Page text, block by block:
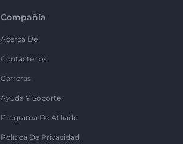
Compañía
Acerca De
Contáctenos
Carreras
Ayuda Y Soporte
Programa De Afiliado
Política De Privacidad